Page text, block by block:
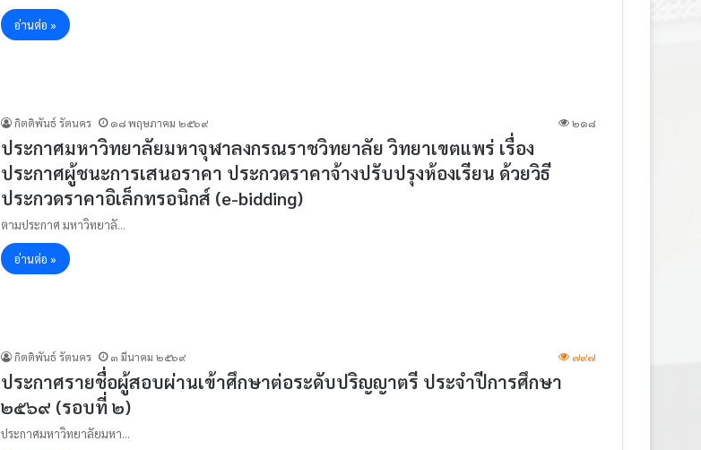
อ่านต่อ »
กิตติพันธ์ รัตนคร ๑๘ พฤษภาคม ๒๕๖๙ ๒๑๘
ประกาศมหาวิทยาลัยมหาจุฬาลงกรณราชวิทยาลัย วิทยาเขตแพร่ เรื่อง
ประกาศผู้ชนะการเสนอราคา ประกวดราคาจ้างปรับปรุงห้องเรียน ด้วยวิธี
ประกวดราคาอิเล็กทรอนิกส์ (e-bidding)
ตามประกาศ มหาวิทยาลั…
อ่านต่อ »
กิตติพันธ์ รัตนคร ๓ มีนาคม ๒๕๖๙ ๗๙๗
ประกาศรายชื่อผู้สอบผ่านเข้าศึกษาต่อระดับปริญญาตรี ประจำปีการศึกษา
๒๕๖๙ (รอบที่ ๒)
ประกาศมหาวิทยาลัยมหา…